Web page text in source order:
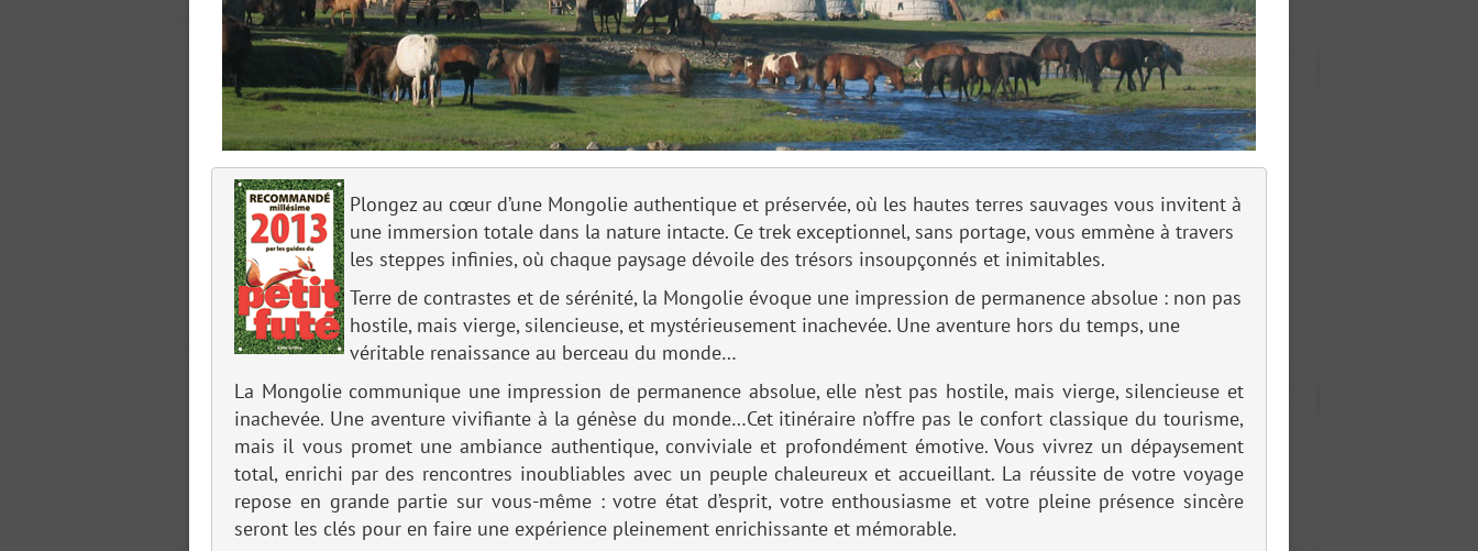
Plongez au cœur d’une Mongolie authentique et préservée, où les hautes terres sauvages vous invitent à
une immersion totale dans la nature intacte. Ce trek exceptionnel, sans portage, vous emmène à travers
les steppes infinies, où chaque paysage dévoile des trésors insoupçonnés et inimitables.
Terre de contrastes et de sérénité, la Mongolie évoque une impression de permanence absolue : non pas
hostile, mais vierge, silencieuse, et mystérieusement inachevée. Une aventure hors du temps, une
véritable renaissance au berceau du monde…
La Mongolie communique une impression de permanence absolue, elle n’est pas hostile, mais vierge, silencieuse et
inachevée. Une aventure vivifiante à la génèse du monde…Cet itinéraire n’offre pas le confort classique du tourisme,
mais il vous promet une ambiance authentique, conviviale et profondément émotive. Vous vivrez un dépaysement
total, enrichi par des rencontres inoubliables avec un peuple chaleureux et accueillant. La réussite de votre voyage
repose en grande partie sur vous-même : votre état d’esprit, votre enthousiasme et votre pleine présence sincère
seront les clés pour en faire une expérience pleinement enrichissante et mémorable.